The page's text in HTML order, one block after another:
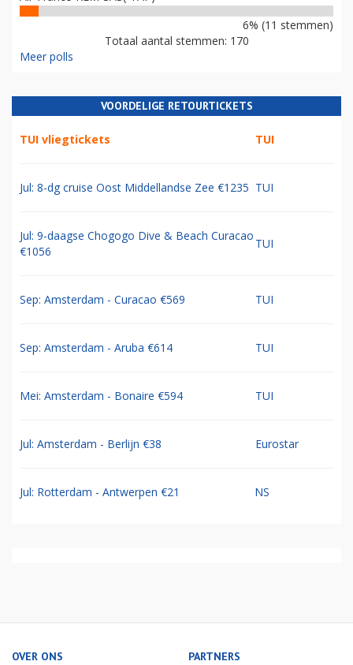
6% (11 stemmen)
Totaal aantal stemmen: 170
Meer polls
VOORDELIGE RETOURTICKETS
TUI vliegtickets TUI
Jul: 8-dg cruise Oost Middellandse Zee €1235 TUI
Jul: 9-daagse Chogogo Dive & Beach Curacao
€1056
TUI
Sep: Amsterdam - Curacao €569 TUI
Sep: Amsterdam - Aruba €614 TUI
Mei: Amsterdam - Bonaire €594 TUI
Jul: Amsterdam - Berlijn €38 Eurostar
Jul: Rotterdam - Antwerpen €21 NS
OVER ONS PARTNERS